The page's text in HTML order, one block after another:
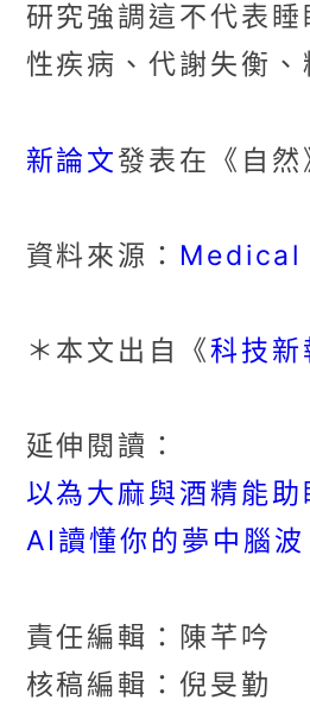
研究強調這不代表
性疾病、代謝失衡、
新論文發表在《自然
資料來源： Medical
＊本文出自《科技新
延伸閱讀：
以為大麻與酒精能
AI讀懂你的夢中腦
責任編輯：陳芊吟
核稿編輯：倪旻勤